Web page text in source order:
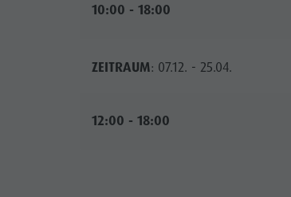
10:00 - 18:00
ZEITRAUM: 07.12. - 25.04.
12:00 - 18:00